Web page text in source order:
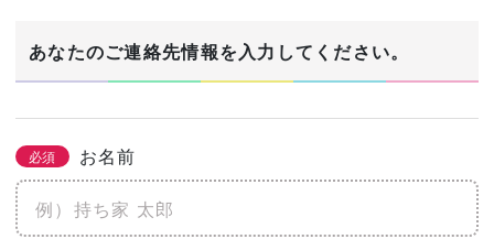
あなたのご連絡先情報を入力してください。
必須 お名前